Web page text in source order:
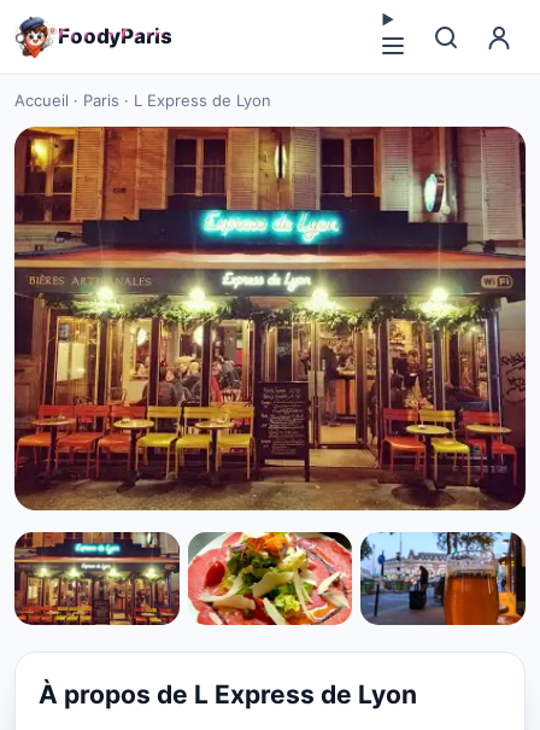
FoodyParis
Accueil · Paris · L Express de Lyon
CUISINE EUROPÉENNE
L Express de Lyon à Paris
★ 4.4/5
À propos de L Express de Lyon